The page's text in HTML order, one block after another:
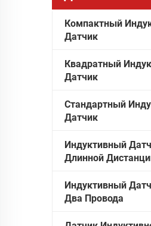
Компактный
Датчик
Квадратный
Датчик
Стандартный
Датчик
Индуктивный
Длинной
Индуктивный
Два Провода